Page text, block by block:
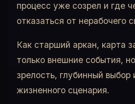
процесс уже созрел и где
отказаться от нерабочего
Как старший аркан, карта
только внешние события,
зрелость, глубинный выбор
жизненного сценария.